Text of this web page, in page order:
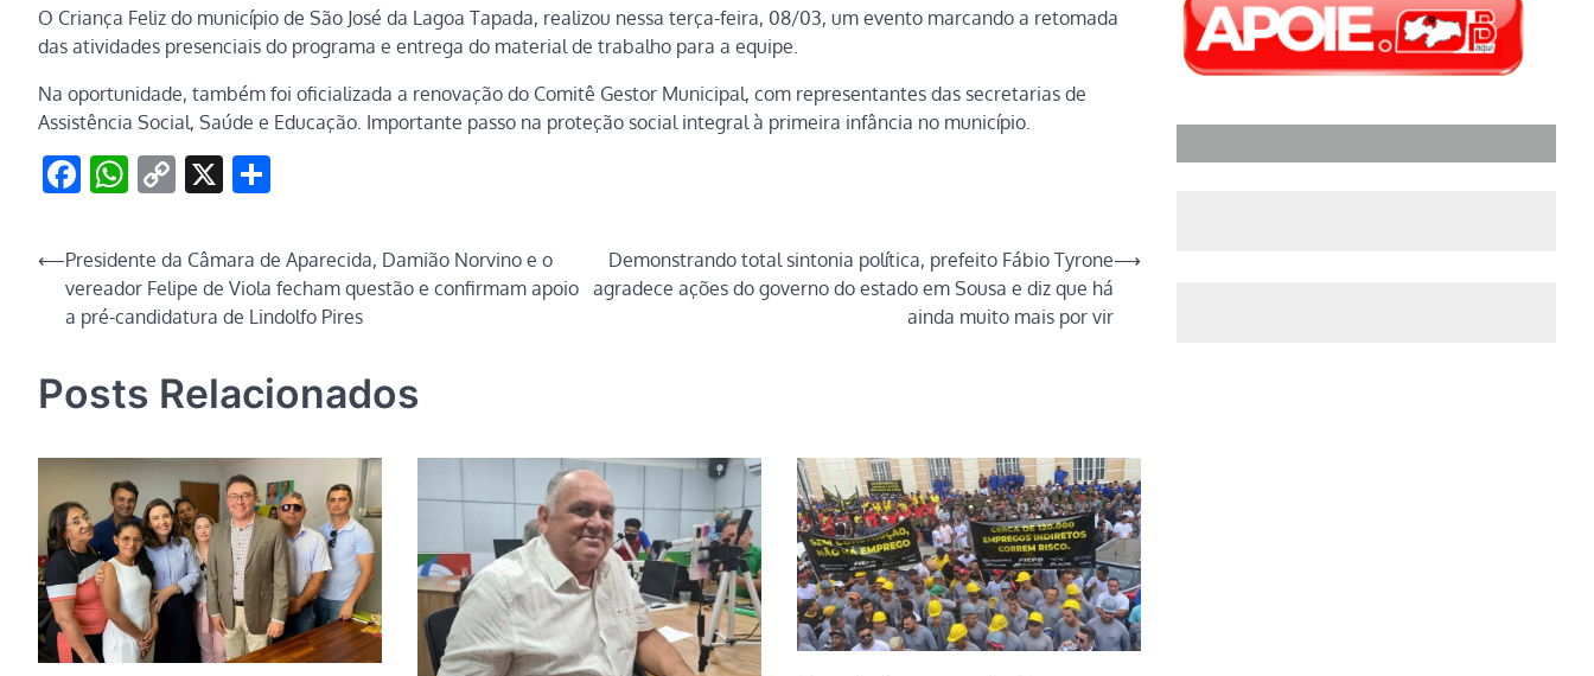
O Criança Feliz do município de São José da Lagoa Tapada, realizou nessa terça-feira, 08/03, um evento marcando a retomada
das atividades presenciais do programa e entrega do material de trabalho para a equipe.
Na oportunidade, também foi oficializada a renovação do Comitê Gestor Municipal, com representantes das secretarias de
Assistência Social, Saúde e Educação. Importante passo na proteção social integral à primeira infância no município.
Facebook
WhatsApp
Copy
X
Navegação
Post
⟵Presidente da Câmara de Aparecida, Damião Norvino e o
vereador Felipe de Viola fecham questão e confirmam apoio
a pré-candidatura de Lindolfo Pires
Demonstrando total sintonia política, prefeito Fábio Tyrone
agradece ações do governo do estado em Sousa e diz que há
ainda muito mais por vir
⟶
Posts Relacionados